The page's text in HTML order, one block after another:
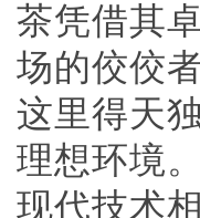
茶凭借其
场的佼佼
这里得天
理想环境
现代技术